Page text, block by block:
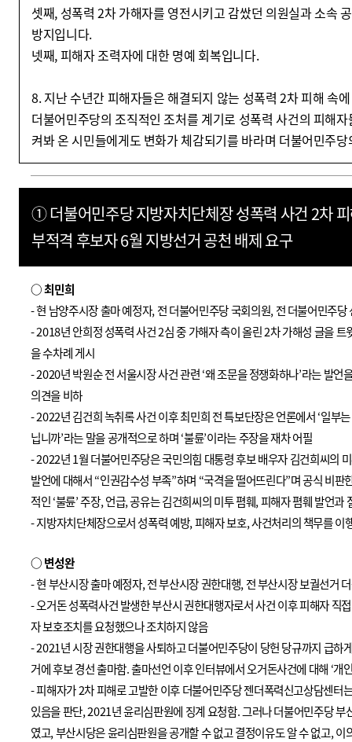
셋째, 성폭력 2차 가해자를 영전시키고 감쌌던 의원실과 소속
방지입니다.
넷째, 피해자 조력자에 대한 명예 회복입니다.
8. 지난 수년간 피해자들은 해결되지 않는 성폭력 2차 피해 속
더불어민주당의 조직적인 조처를 계기로 성폭력 사건의 피해
켜봐 온 시민들에게도 변화가 체감되기를 바라며 더불어민주
① 더불어민주당 지방자치단체장 성폭력 사건 2차
부적격 후보자 6월 지방선거 공천 배제 요구
○최민희
-현 남양주시장 출마 예정자, 전 더불어민주당 국회의원, 전 더불어민주당
- 2018년 안희정 성폭력 사건2심 중 가해자 측이 올린2차 가해성 글을 트
을 수차례 게시
- 2020년 박원순 전 서울시장 사건 관련‘왜 조문을 정쟁화하나’라는 발언
의견을 비하
- 2022년 김건희 녹취록 사건 이후 최민희 전 특보단장은 언론에서‘일부
닙니까’라는 말을 공개적으로 하며‘불륜’이라는 주장을 재차 어필
- 2022년1월 더불어민주당은 국민의힘 대통령 후보 배우자 김건희씨의
발언에 대해서“인권감수성 부족”하며 “국격을 떨어뜨린다”며 공식 비판
적인‘불륜’주장,언급,공유는 김건희씨의 미투 폄훼,피해자 폄훼 발언과
-지방자치단체장으로서 성폭력 예방,피해자 보호,사건처리의 책무를 이
○변성완
-현 부산시장 출마 예정자,전 부산시장 권한대행, 전 부산시장 보궐선거
-오거돈 성폭력사건 발생한 부산시 권한대행자로서 사건 이후 피해자 직
자 보호조치를 요청했으나 조치하지 않음
- 2021년 시장 권한대행을 사퇴하고 더불어민주당이 당헌 당규까지 급하
거에 후보 경선 출마함.출마선언 이후 인터뷰에서 오거돈사건에 대해 ‘개
-피해자가2차 피해로 고발한 이후 더불어민주당 젠더폭력신고상담센터
있음을 판단, 2021년 윤리심판원에 징계 요청함. 그러나 더불어민주당 부
였고,부산시당은 윤리심판원을 공개할 수 없고 결정이유도 알 수 없고,이